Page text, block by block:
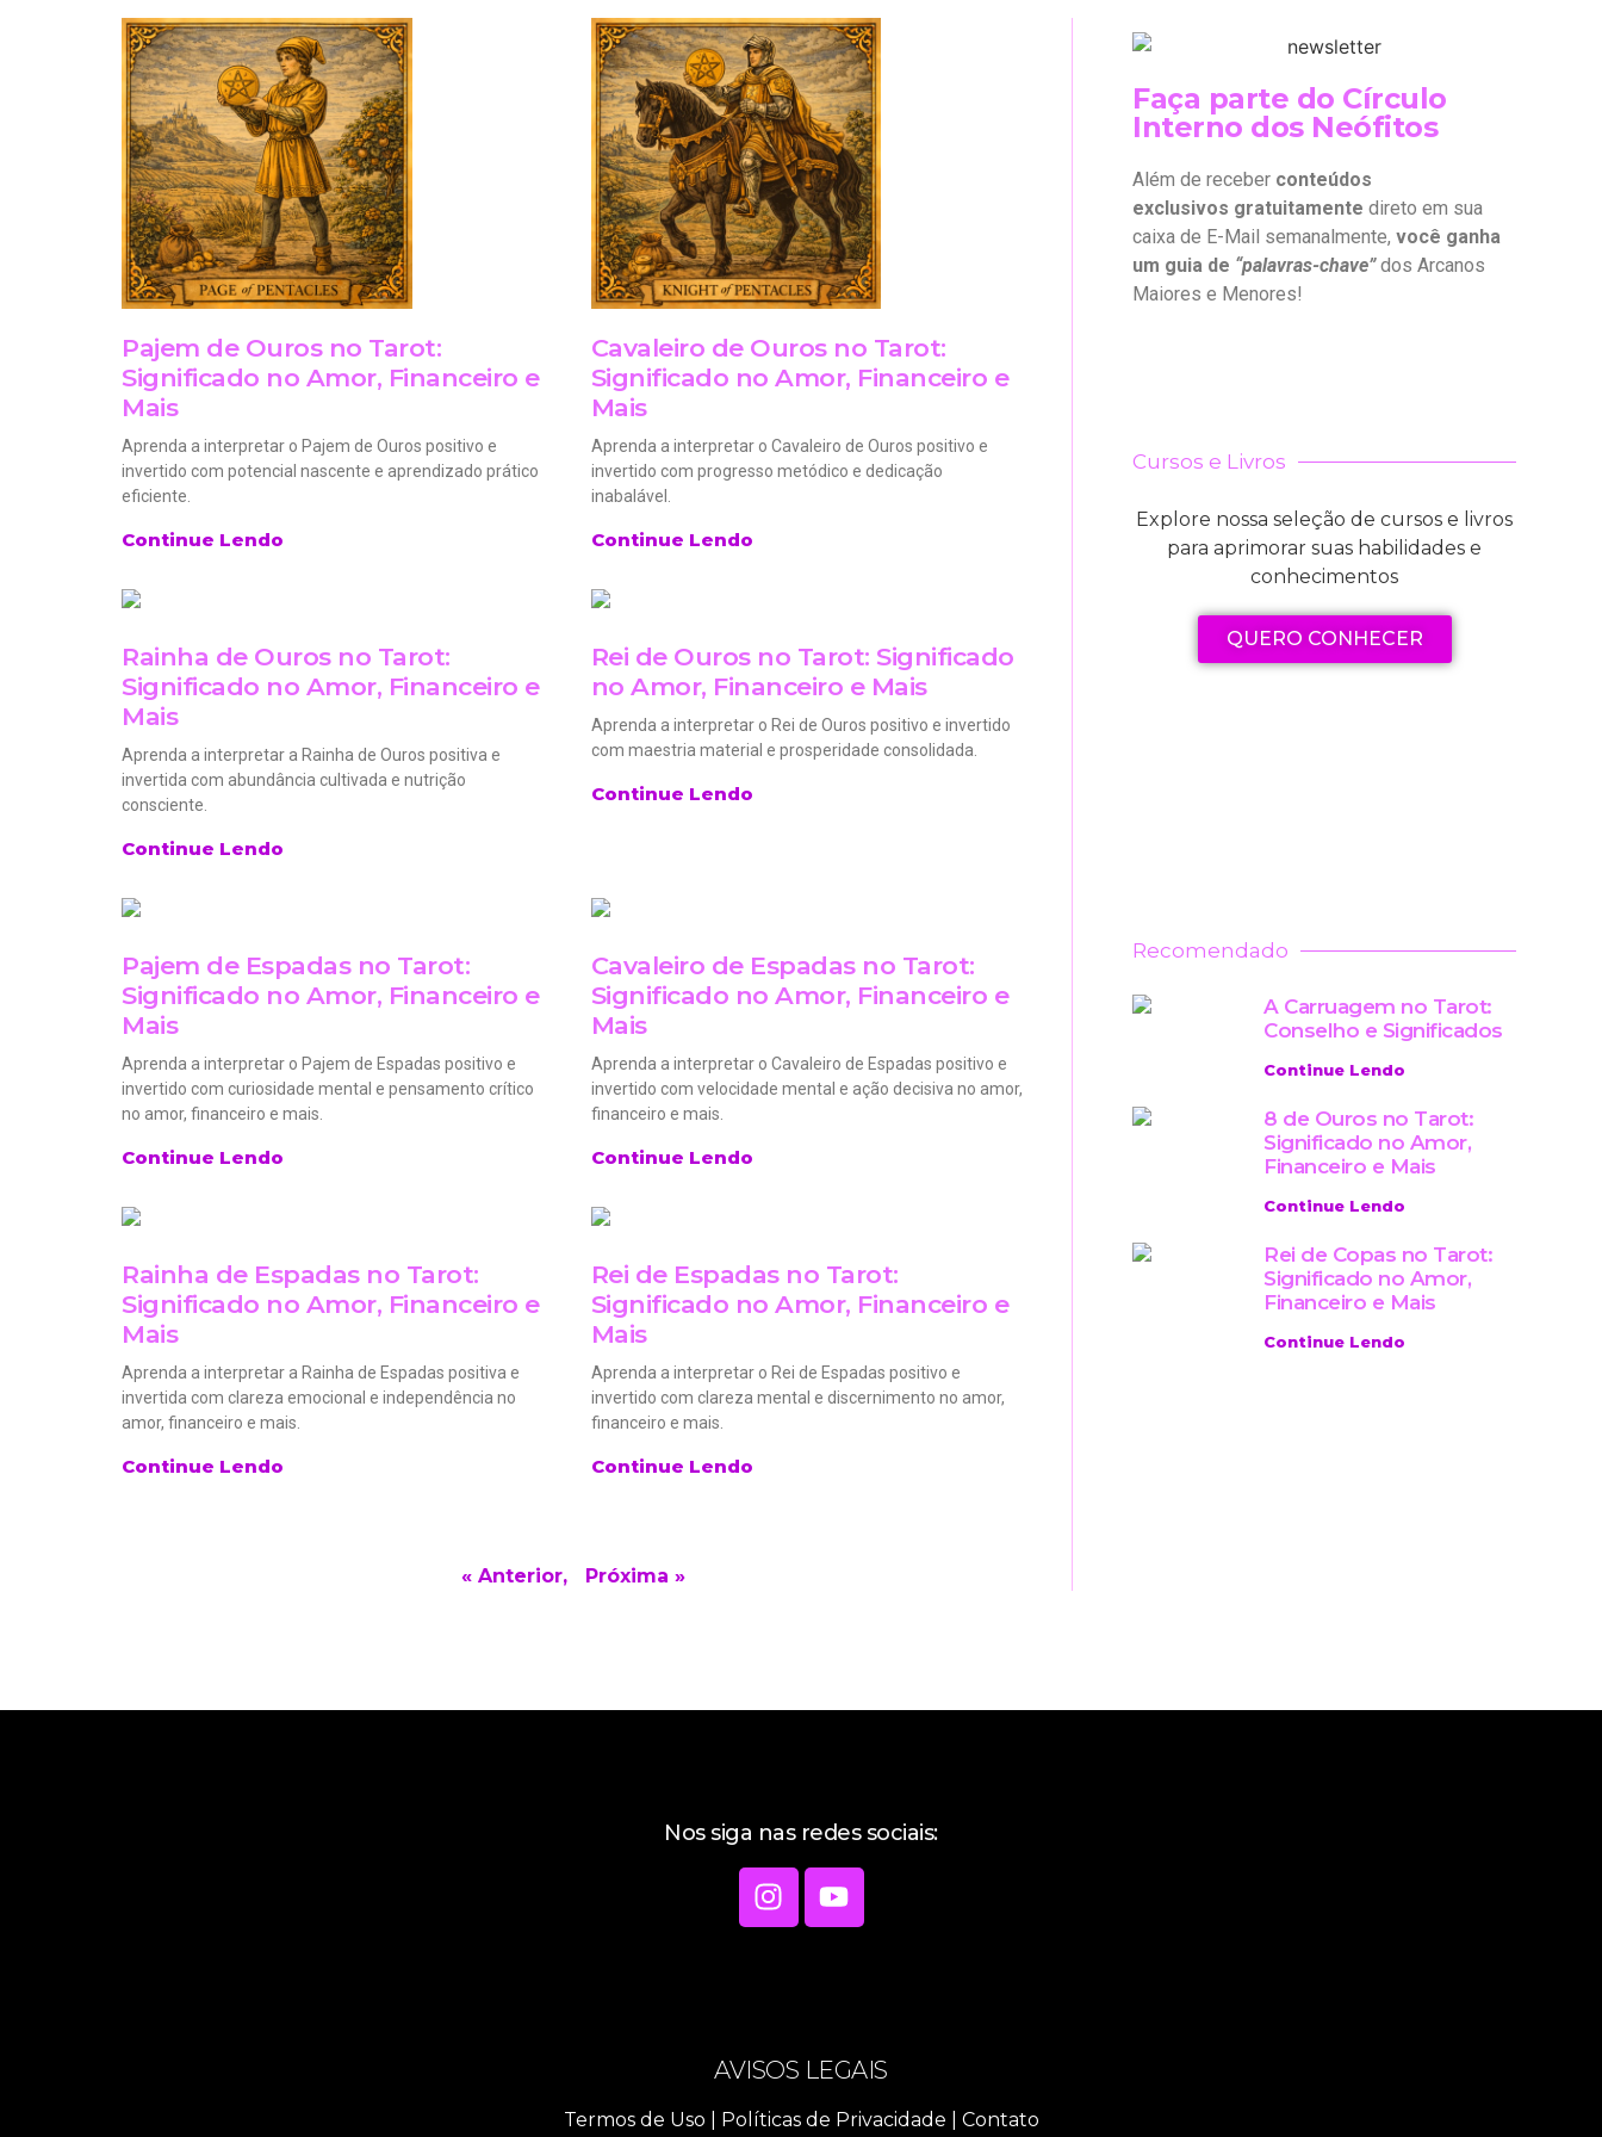
Pajem de Ouros no Tarot:
Significado no Amor, Financeiro e
Mais
Aprenda a interpretar o Pajem de Ouros positivo e
invertido com potencial nascente e aprendizado prático
eficiente.
Continue Lendo
Cavaleiro de Ouros no Tarot:
Significado no Amor, Financeiro e
Mais
Aprenda a interpretar o Cavaleiro de Ouros positivo e
invertido com progresso metódico e dedicação
inabalável.
Continue Lendo
Rainha de Ouros no Tarot:
Significado no Amor, Financeiro e
Mais
Aprenda a interpretar a Rainha de Ouros positiva e
invertida com abundância cultivada e nutrição
consciente.
Continue Lendo
Rei de Ouros no Tarot: Significado
no Amor, Financeiro e Mais
Aprenda a interpretar o Rei de Ouros positivo e invertido
com maestria material e prosperidade consolidada.
Continue Lendo
Pajem de Espadas no Tarot:
Significado no Amor, Financeiro e
Mais
Aprenda a interpretar o Pajem de Espadas positivo e
invertido com curiosidade mental e pensamento crítico
no amor, financeiro e mais.
Continue Lendo
Cavaleiro de Espadas no Tarot:
Significado no Amor, Financeiro e
Mais
Aprenda a interpretar o Cavaleiro de Espadas positivo e
invertido com velocidade mental e ação decisiva no amor,
financeiro e mais.
Continue Lendo
Rainha de Espadas no Tarot:
Significado no Amor, Financeiro e
Mais
Aprenda a interpretar a Rainha de Espadas positiva e
invertida com clareza emocional e independência no
amor, financeiro e mais.
Continue Lendo
Rei de Espadas no Tarot:
Significado no Amor, Financeiro e
Mais
Aprenda a interpretar o Rei de Espadas positivo e
invertido com clareza mental e discernimento no amor,
financeiro e mais.
Continue Lendo
« Anterior, Próxima »
Faça parte do Círculo
Interno dos Neófitos
Além de receber conteúdos
exclusivos gratuitamente direto em sua
caixa de E-Mail semanalmente, você ganha
um guia de “palavras-chave”dos Arcanos
Maiores e Menores!
Cursos e Livros
Explore nossa seleção de cursos e livros
para aprimorar suas habilidades e
conhecimentos
QUERO CONHECER
Recomendado
A Carruagem no Tarot:
Conselho e Significados
Continue Lendo
8 de Ouros no Tarot:
Significado no Amor,
Financeiro e Mais
Continue Lendo
Rei de Copas no Tarot:
Significado no Amor,
Financeiro e Mais
Continue Lendo
Nos siga nas redes sociais:
AVISOS LEGAIS
Termos de Uso Políticas de Privacidade Contato